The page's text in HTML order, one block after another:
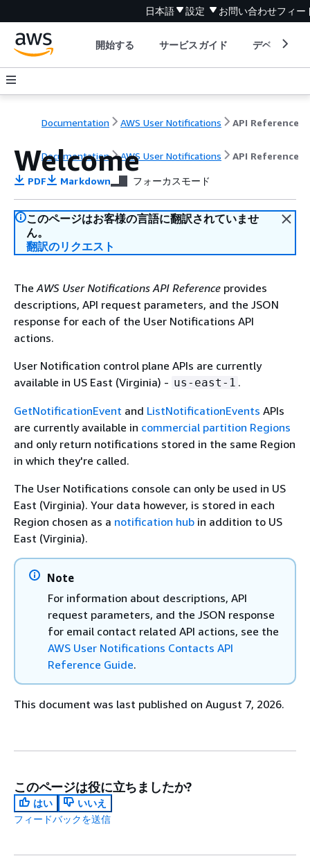
日本語 設定 お問い合わせフィー
開始する サービスガイド デベロッパ
Documentation AWS User Notifications API Reference
Documentation AWS User Notifications API Reference
Welcome
PDF Markdown フォーカスモード
このページはお客様の言語に翻訳されていませ
ん。
翻訳のリクエスト
TheAWS User Notifications API Reference provides
descriptions, API request parameters, and the JSON
response for each of the User Notifications API
actions.
User Notification control plane APIs are currently
available in US East (Virginia) - us-east-1 .
GetNotificationEvent and ListNotificationEvents APIs
are currently available in commercial partition Regions
and only return notifications stored in the same Region
in which they're called.
The User Notifications console can only be used in US
East (Virginia). Your data however, is stored in each
Region chosen as a notification hub in addition to US
East (Virginia).
Note
For information about descriptions, API
request parameters, and the JSON response
for email contact related API actions, see the
AWS User Notifications Contacts API
Reference Guide.
This document was last published on August 7, 2026.
このページは役に立ちましたか?
はい
いいえ
フィードバックを送信